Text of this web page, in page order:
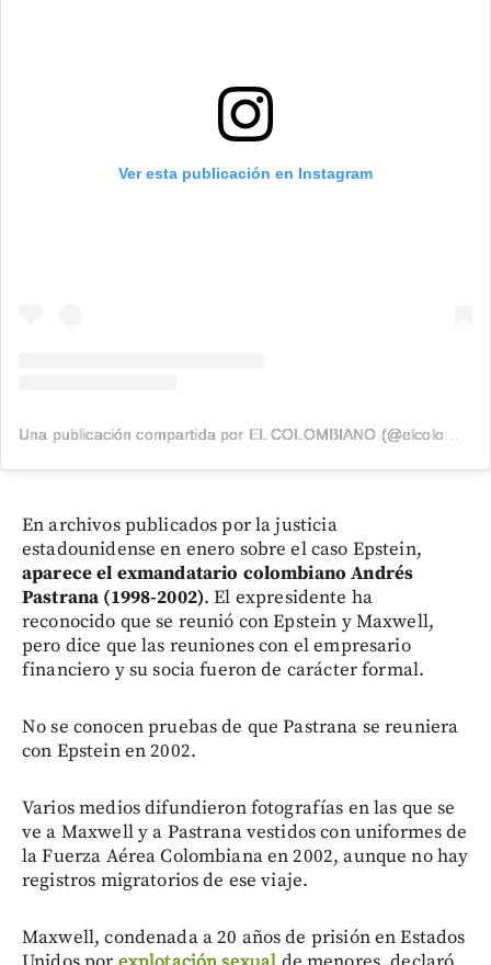
Ver esta publicación en Instagram
Una publicación compartida por EL COLOMBIANO (@elcolombiano_)
En archivos publicados por la justicia
estadounidense en enero sobre el caso Epstein,
aparece el exmandatario colombiano Andrés
Pastrana (1998-2002). El expresidente ha
reconocido que se reunió con Epstein y Maxwell,
pero dice que las reuniones con el empresario
financiero y su socia fueron de carácter formal.
No se conocen pruebas de que Pastrana se reuniera
con Epstein en 2002.
Varios medios difundieron fotografías en las que se
ve a Maxwell y a Pastrana vestidos con uniformes de
la Fuerza Aérea Colombiana en 2002, aunque no hay
registros migratorios de ese viaje.
Maxwell, condenada a 20 años de prisión en Estados